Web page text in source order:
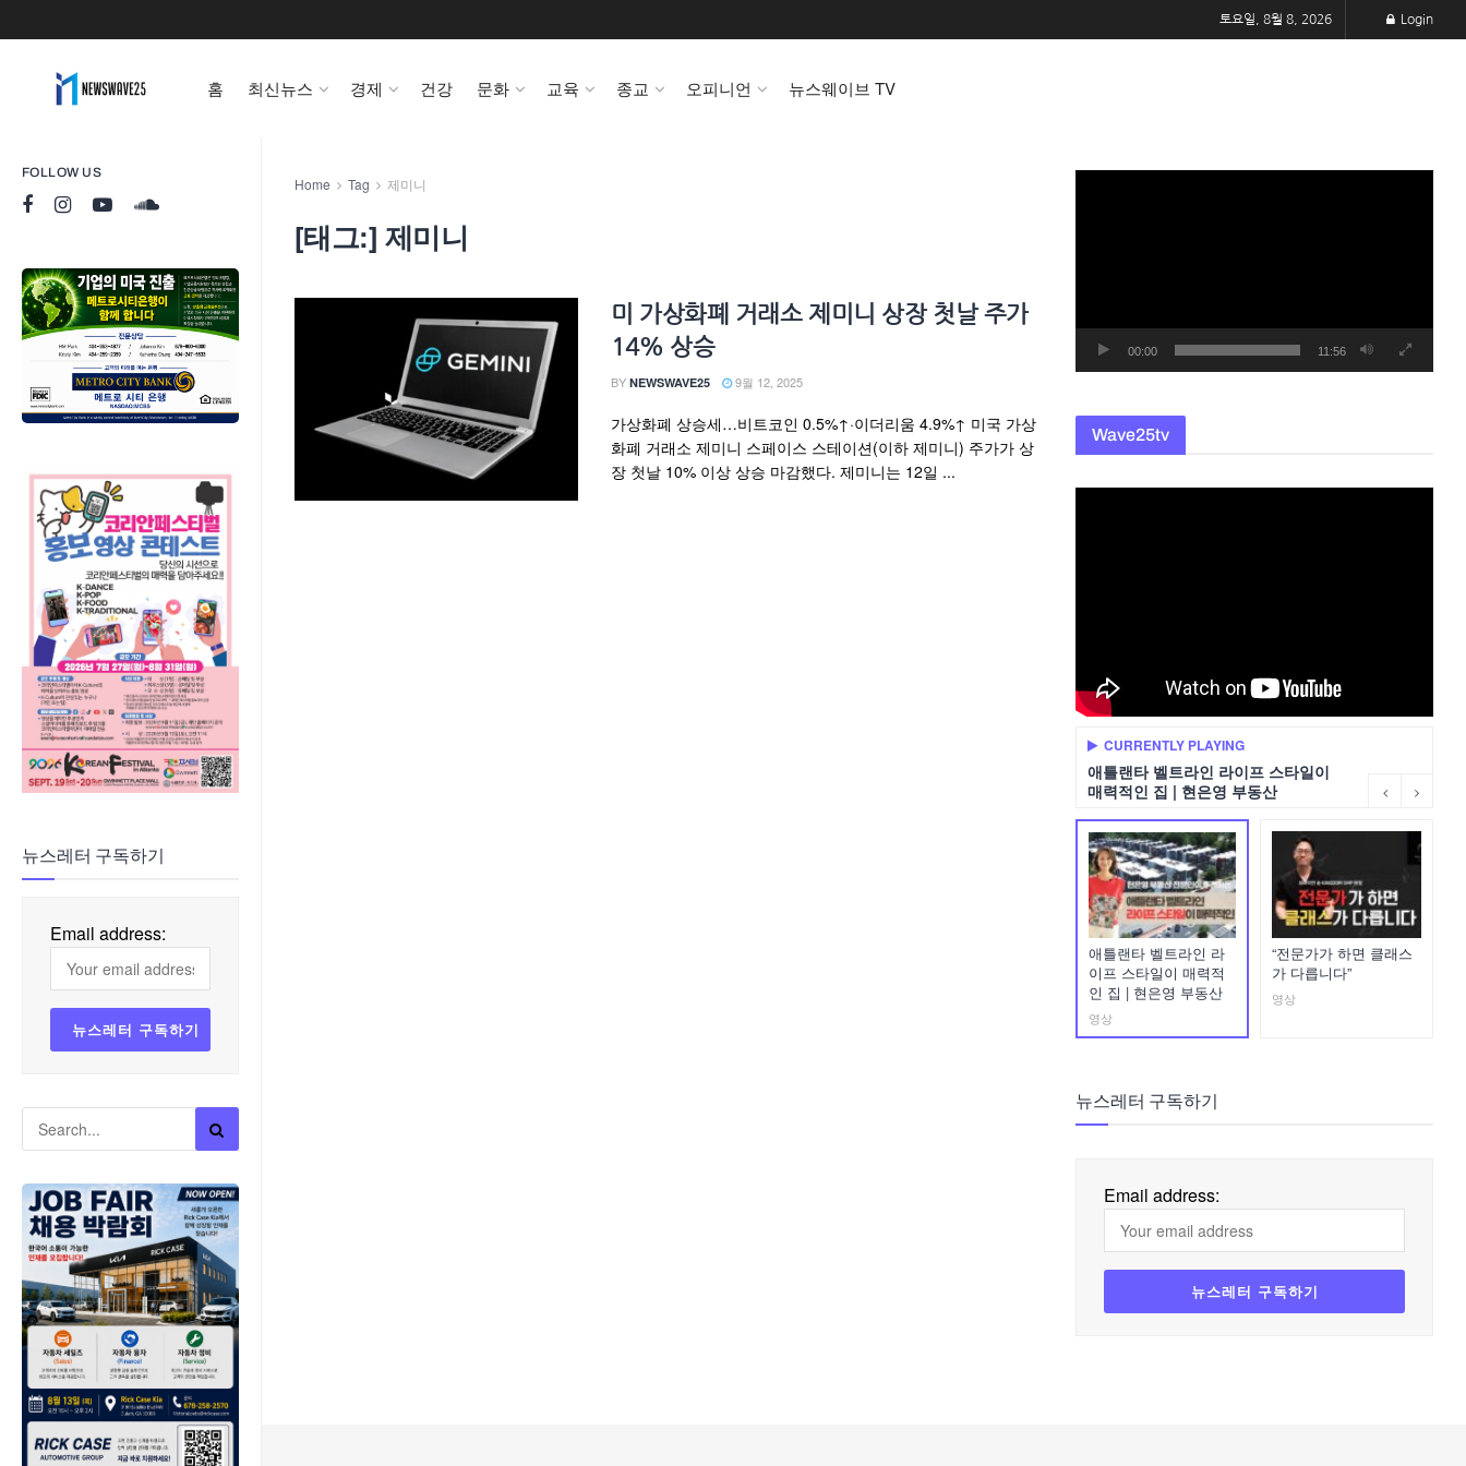
FOLLOW US
뉴스레터 구독하기
Email address:
토요일, 8월 8, 2026 Login
홈 최신뉴스 경제 건강 문화 교육 종교 오피니언 뉴스웨이브 TV
Home Tag 제미니
[태그:] 제미니
미 가상화폐 거래소 제미니 상장 첫날 주가
14% 상승
BY NEWSWAVE25 9월 12, 2025
가상화폐 상승세…비트코인 0.5%↑·이더리움 4.9%↑ 미국 가상
화폐 거래소 제미니 스페이스 스테이션(이하 제미니) 주가가 상
장 첫날 10% 이상 상승 마감했다. 제미니는 12일 ...
00:00 11:56
Wave25tv
CURRENTLY PLAYING
애틀랜타 벨트라인 라이프 스타일이
매력적인 집 | 현은영 부동산
애틀랜타 벨트라인 라
이프 스타일이 매력적
인 집 | 현은영 부동산
영상
“전문가가 하면 클래스
가 다릅니다”
영상
뉴스레터 구독하기
Email address: